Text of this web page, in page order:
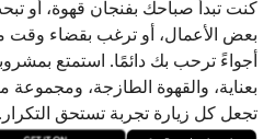
كنت تبدأ صباحك بفنجان قهوة، أو
بعض الأعمال، أو ترغب بقضاء وقت
أجواءً ترحب بك دائمًا. استمتع
بعناية، والقهوة الطازجة، ومجموعة
تجعل كل زيارة تجربة تستحق التكرار.